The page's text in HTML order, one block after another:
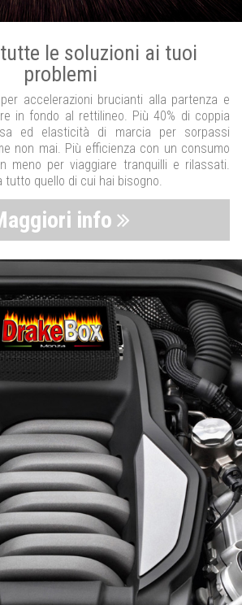
le soluzioni ai tuoi
problemi
accelerazioni brucianti alla partenza e
in fondo al rettilineo. Più 40% di coppia
ed elasticità di marcia per sorpassi
non mai. Più efficienza con un consumo
meno per viaggiare tranquilli e rilassati.
tutto quello di cui hai bisogno.
info